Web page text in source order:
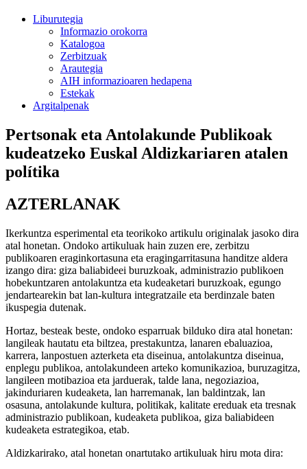
Liburutegia
Informazio orokorra
Katalogoa
Zerbitzuak
Arautegia
AIH informazioaren hedapena
Estekak
Argitalpenak
Pertsonak eta Antolakunde Publikoak
kudeatzeko Euskal Aldizkariaren atalen
polítika
AZTERLANAK
Ikerkuntza esperimental eta teorikoko artikulu originalak jasoko dira
atal honetan. Ondoko artikuluak hain zuzen ere, zerbitzu
publikoaren eraginkortasuna eta eragingarritasuna handitze aldera
izango dira: giza baliabideei buruzkoak, administrazio publikoen
hobekuntzaren antolakuntza eta kudeaketari buruzkoak, egungo
jendartearekin bat lan-kultura integratzaile eta berdinzale baten
ikuspegia dutenak.
Hortaz, besteak beste, ondoko esparruak bilduko dira atal honetan:
langileak hautatu eta biltzea, prestakuntza, lanaren ebaluazioa,
karrera, lanpostuen azterketa eta diseinua, antolakuntza diseinua,
enplegu publikoa, antolakundeen arteko komunikazioa, buruzagitza,
langileen motibazioa eta jarduerak, talde lana, negoziazioa,
jakinduriaren kudeaketa, lan harremanak, lan baldintzak, lan
osasuna, antolakunde kultura, politikak, kalitate ereduak eta tresnak
administrazio publikoan, kudeaketa publikoa, giza baliabideen
kudeaketa estrategikoa, etab.
Aldizkarirako, atal honetan onartutako artikuluak hiru mota dira: